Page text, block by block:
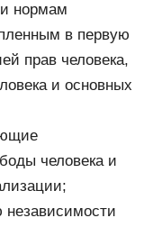
нормам
в первую
прав человека,
и основных
человека и